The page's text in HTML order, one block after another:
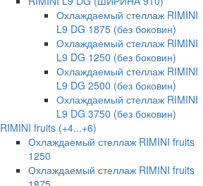
Охлаждаемый стеллаж RIMINI
L9 DG 1875 (без боковин)
Охлаждаемый стеллаж RIMINI
L9 DG 1250 (без боковин)
Охлаждаемый стеллаж RIMINI
L9 DG 2500 (без боковин)
Охлаждаемый стеллаж RIMINI
L9 DG 3750 (без боковин)
RIMINI fruits (+4...+6)
Охлаждаемый стеллаж RIMINI fruits
1250
Охлаждаемый стеллаж RIMINI fruits